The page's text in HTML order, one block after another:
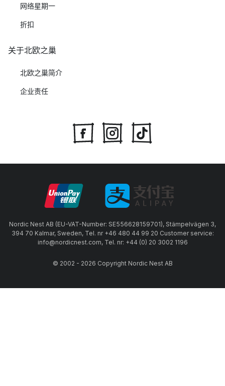
网络星期一
折扣
关于北欧之巢
北欧之巢简介
企业责任
Nordic Nest AB (EU-VAT-Number: SE556628159701), Stämpelvägen 3,
394 70 Kalmar, Sweden, Tel. nr +46 480 44 99 20 Customer service:
info@nordicnest.com, Tel. nr: +44 (0) 20 3002 1196
© 2002 - 2026 Copyright Nordic Nest AB